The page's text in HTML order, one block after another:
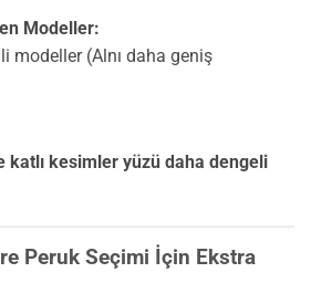
Modeller:
modeller (Alnı daha geniş
katlı kesimler yüzü daha dengeli
Peruk Seçimi İçin Ekstra